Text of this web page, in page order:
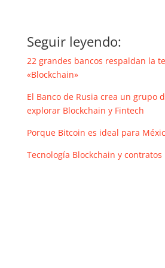
Seguir leyendo:
22 grandes bancos respaldan la
«Blockchain»
El Banco de Rusia crea un grupo
explorar Blockchain y Fintech
Porque Bitcoin es ideal para
Tecnología Blockchain y